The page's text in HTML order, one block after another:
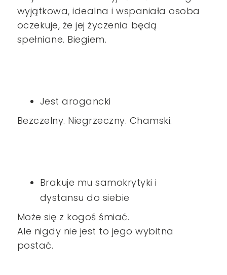
wyjątkowa, idealna i wspaniała osoba
oczekuje, że jej życzenia będą
spełniane. Biegiem.
Jest arogancki
Bezczelny. Niegrzeczny. Chamski.
Brakuje mu samokrytyki i
dystansu do siebie
Może się z kogoś śmiać.
Ale nigdy nie jest to jego wybitna
postać.